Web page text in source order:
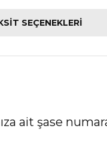
SEÇENEKLERI
şase